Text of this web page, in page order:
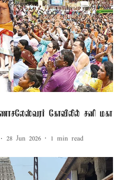
கோவிலில் சனி மகா
28 Jun 2026 1 min read